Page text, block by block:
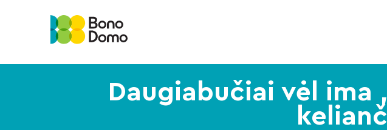
Daugiabučiai vėl ima